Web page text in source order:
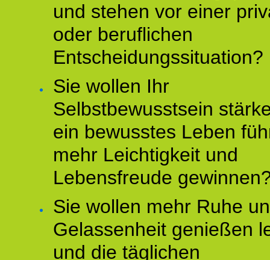
und stehen vor einer
oder beruflichen
Entscheidungssituation?
Sie wollen Ihr
Selbstbewusstsein
ein bewusstes Leben
mehr Leichtigkeit und
Lebensfreude
Sie wollen mehr Ruhe
Gelassenheit genießen
und die täglichen